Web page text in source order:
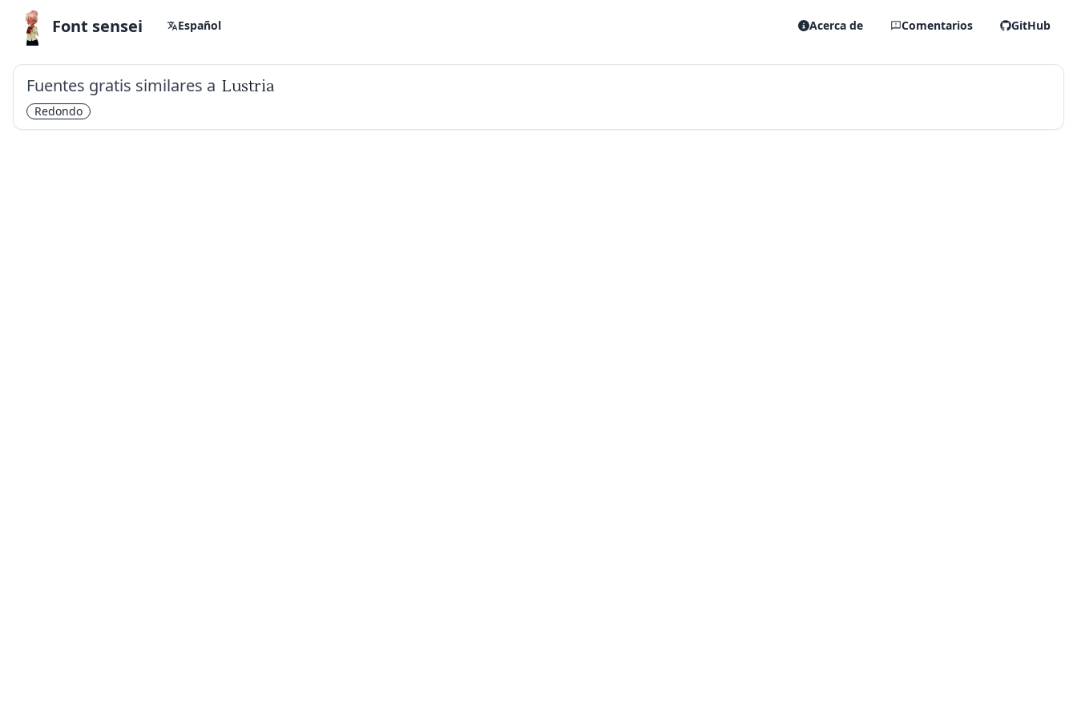
Font sensei Español Acerca de Comentarios GitHub
Fuentes gratis similares a Lustria
Redondo